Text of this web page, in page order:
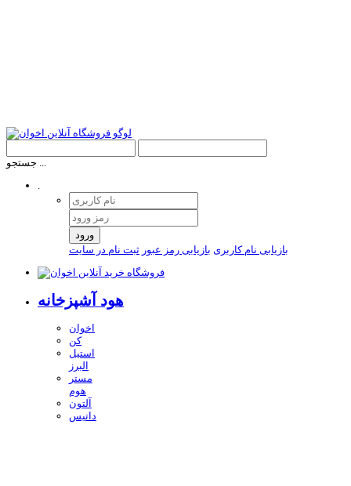
جستجو ...
.
ورود
بازیابی نام کاربری بازیابی رمز عبور ثبت نام در سایت
هود آشپزخانه
اخوان
کن
استیل
البرز
مستر
هوم
آلتون
داتیس